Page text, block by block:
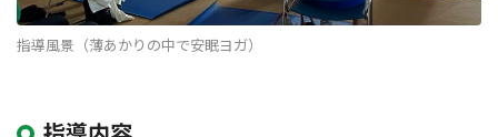
指導風景（薄あかりの中で安眠ヨガ）